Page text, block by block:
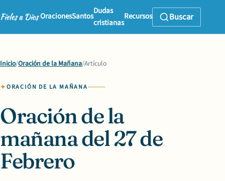
OracionesSantos
Dudas
cristianas
Recursos Buscar
Inicio/Oración de la Mañana/Artículo
ORACIÓN DE LA MAÑANA
Oración de la
mañana del 27 de
Febrero